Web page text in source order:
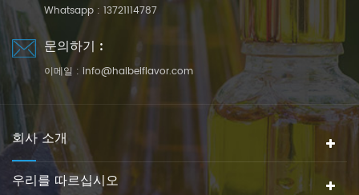
Whatsapp : 13721114787
문의하기 :
이메일 : info@haibeiflavor.com
회사 소개
우리를 따르십시오